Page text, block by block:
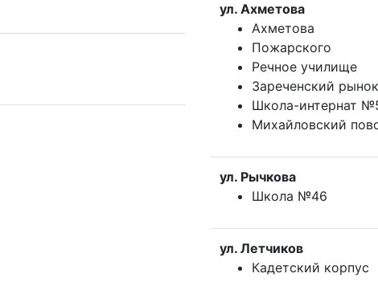
ул. Ахметова
Ахметова
Пожарского
Речное училище
Зареченский рынок
Школа-интернат
Михайловский
ул. Рычкова
Школа №46
ул. Летчиков
Кадетский корпус